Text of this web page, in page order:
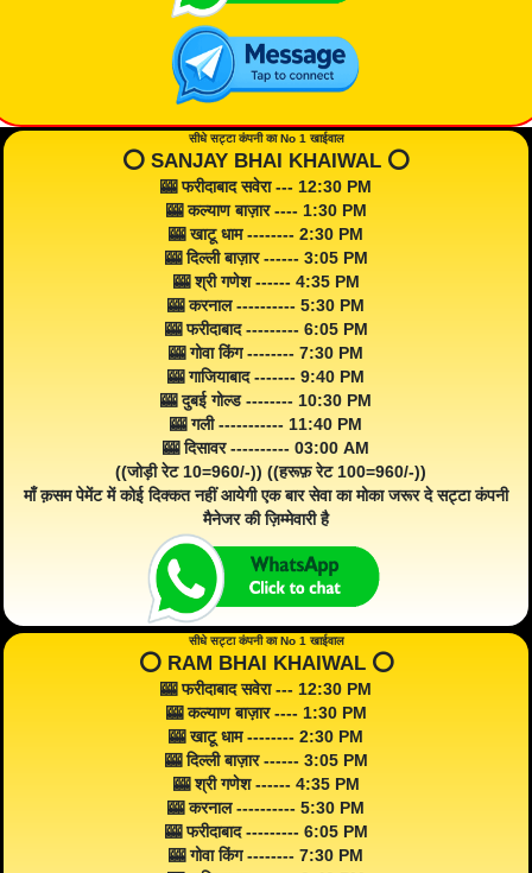
सीधे सट्टा कंपनी का No 1 खाईवाल
⭕️ SANJAY BHAI KHAIWAL ⭕️
🎰 फरीदाबाद सवेरा --- 12:30 PM
🎰 कल्याण बाज़ार ---- 1:30 PM
🎰 खाटू धाम -------- 2:30 PM
🎰 दिल्ली बाज़ार ------ 3:05 PM
🎰 श्री गणेश ------ 4:35 PM
🎰 करनाल ---------- 5:30 PM
🎰 फरीदाबाद --------- 6:05 PM
🎰 गोवा किंग -------- 7:30 PM
🎰 गाजियाबाद ------- 9:40 PM
🎰 दुबई गोल्ड -------- 10:30 PM
🎰 गली ----------- 11:40 PM
🎰 दिसावर ---------- 03:00 AM
((जोड़ी रेट 10=960/-)) ((हरूफ़ रेट 100=960/-))
माँ क़सम पेमेंट में कोई दिक्कत नहीं आयेगी एक बार सेवा का मोका जरूर दे सट्टा कंपनी
मैनेजर की ज़िम्मेवारी है
सीधे सट्टा कंपनी का No 1 खाईवाल
⭕️ RAM BHAI KHAIWAL ⭕️
🎰 फरीदाबाद सवेरा --- 12:30 PM
🎰 कल्याण बाज़ार ---- 1:30 PM
🎰 खाटू धाम -------- 2:30 PM
🎰 दिल्ली बाज़ार ------ 3:05 PM
🎰 श्री गणेश ------ 4:35 PM
🎰 करनाल ---------- 5:30 PM
🎰 फरीदाबाद --------- 6:05 PM
🎰 गोवा किंग -------- 7:30 PM